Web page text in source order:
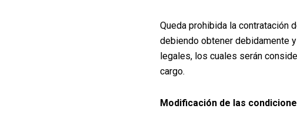
Queda prohibida la contratación
debiendo obtener debidamente
legales, los cuales serán
cargo.
Modificación de las